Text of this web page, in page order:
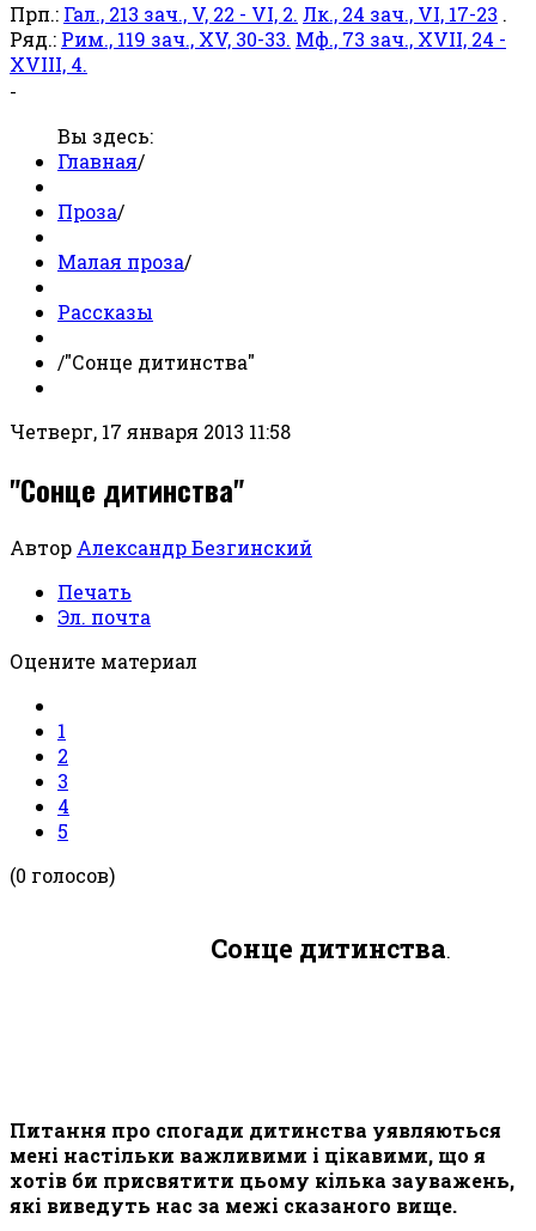
Прп.: Гал., 213 зач., V, 22 - VI, 2. Лк., 24 зач., VI, 17-23 .
Ряд.: Рим., 119 зач., XV, 30-33. Мф., 73 зач., XVII, 24 -
XVIII, 4.
-
Вы здесь:
Главная/
Проза/
Малая проза/
Рассказы
/"Сонце дитинства"
Четверг, 17 января 2013 11:58
"Сонце дитинства"
Автор Александр Безгинский
Печать
Эл. почта
Оцените материал
1
2
3
4
5
(0 голосов)
Сонце дитинства.
Питання про спогади дитинства уявляються
мені настільки важливими і цікавими, що я
хотів би присвятити цьому кілька зауважень,
які виведуть нас за межі сказаного вище.